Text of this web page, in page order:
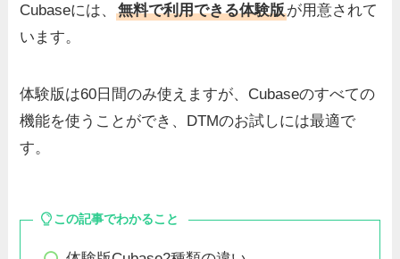
Cubaseには、無料で利用できる体験版が用意されて
います。
体験版は60日間のみ使えますが、Cubaseのすべての
機能を使うことができ、DTMのお試しには最適で
す。
この記事でわかること